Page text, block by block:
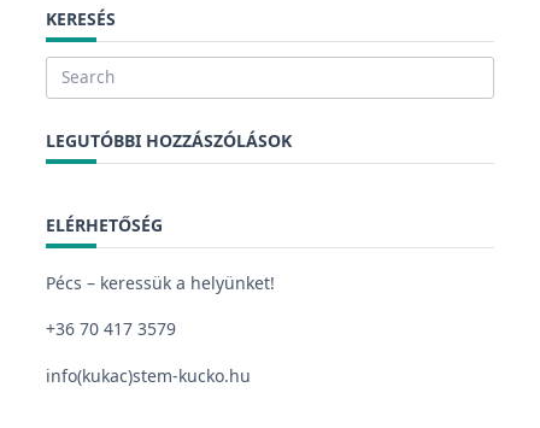
KERESÉS
LEGUTÓBBI HOZZÁSZÓLÁSOK
ELÉRHETŐSÉG
Pécs – keressük a helyünket!
+36 70 417 3579
info(kukac)stem-kucko.hu